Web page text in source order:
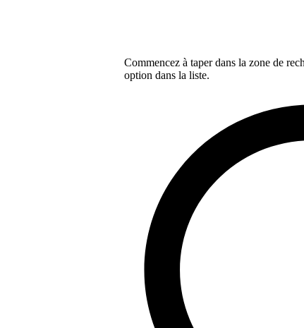
Commencez à taper dans la zone de
option dans la liste.